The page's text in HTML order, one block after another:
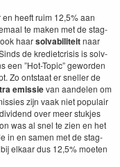
heeft ruim 12,5% aan
te mak­en met de stag­
haarsolv­abiliteitnaar
de kredi­et­cri­sis is solv­
een ”Hot-Top­ic” gewor­den
Zo ontstaat er sneller de
emissievan aan­de­len om
zijn vaak niet pop­u­lair
over meer stuk­jes
was al snel te zien en het
in en samen met de stag­
elka­ar dus 12,5% moeten